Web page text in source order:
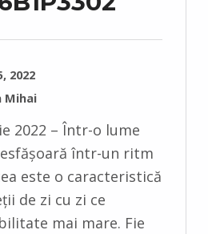
2022
Mihai
2022 – Într-o lume
într-un ritm
este o caracteristică
de zi cu zi ce
mai mare. Fie